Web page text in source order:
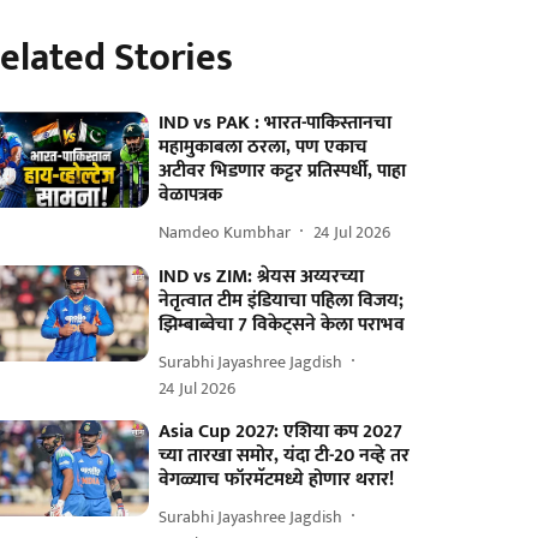
Stories
IND vs PAK : भारत-पाकिस्तानचा
महामुकाबला ठरला, पण एकाच
अटीवर भिडणार कट्टर प्रतिस्पर्धी, पाहा
वेळापत्रक
Namdeo Kumbhar 24 Jul 2026
IND vs ZIM: श्रेयस अय्यरच्या
नेतृत्वात टीम इंडियाचा पहिला विजय;
झिम्बाब्वेचा 7 विकेट्सने केला पराभव
Surabhi Jayashree Jagdish
24 Jul 2026
Asia Cup 2027: एशिया कप 2027
च्या तारखा समोर, यंदा टी-20 नव्हे तर
वेगळ्याच फॉरमॅटमध्ये होणार थरार!
Surabhi Jayashree Jagdish